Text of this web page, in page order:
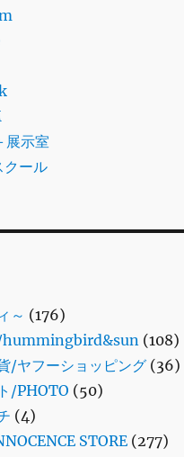
展示室
クール
～ (176)
/hummingbird&sun (108)
/ヤフーショッピング (36)
/PHOTO (50)
(4)
STORE (277)